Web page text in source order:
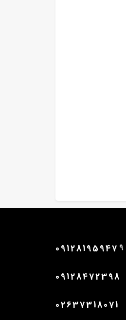
کارشناس فروش (پاسخگویی 9 09128195947
09128472398
02637318071